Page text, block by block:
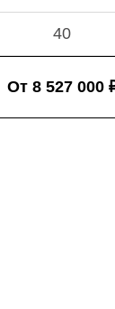
40
От 8 527 000